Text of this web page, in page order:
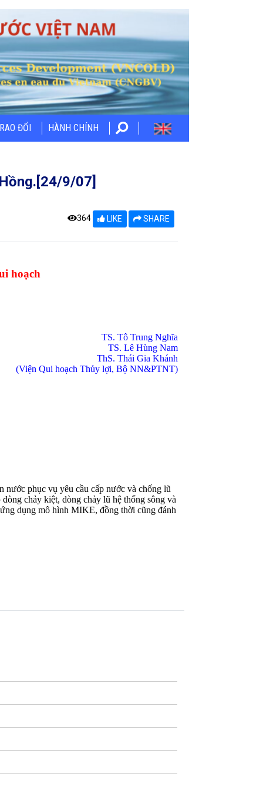
ĐỔI HÀNH CHÍNH
9/07]
364 LIKE SHARE
hoạch
TS. Tô Trung Nghĩa
TS. Lê Hùng Nam
ThS. Thái Gia Khánh
(Viện Qui hoạch Thủy lợi, Bộ NN&PTNT)
nước phục vụ yêu cầu cấp nước và chống lũ
chảy kiệt, dòng chảy lũ hệ thống sông và
dụng mô hình MIKE, đồng thời cũng đánh